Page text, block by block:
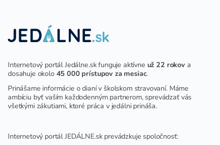
Internetový portál Jedálne.sk funguje aktívne už 22 rokova
dosahuje okolo 45 000 prístupov za mesiac.
Prinášame informácie o dianí v školskom stravovaní. Máme
ambíciu byť vaším každodenným partnerom, sprevádzať vás
všetkými zákutiami, ktoré práca v jedálni prináša.
Internetový portál JEDÁLNE.sk prevádzkuje spoločnosť: